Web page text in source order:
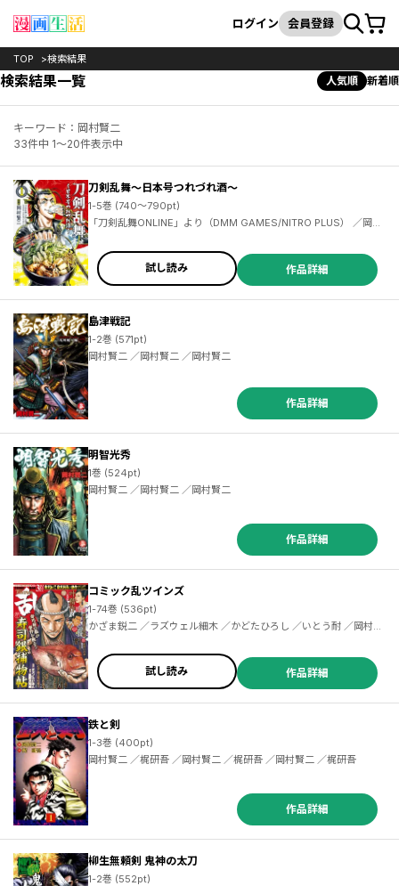
検索
ログイン 会員登録カート
TOP 検索結果
検索結果一覧 人気順 新着順
キーワード：岡村賢二
33件中 1～20件表示中
刀剣乱舞～日本号つれづれ酒～
1-5巻 (740～790pt)
「刀剣乱舞ONLINE」より（DMM GAMES/NITRO PLUS） ／岡村
賢二 ／「刀剣乱舞ONLINE」より（DMM GAMES/NITRO PLUS）
／岡村賢二
試し読み 作品詳細
島津戦記
1-2巻 (571pt)
岡村賢二 ／岡村賢二 ／岡村賢二
作品詳細
明智光秀
1巻 (524pt)
岡村賢二 ／岡村賢二 ／岡村賢二
作品詳細
コミック乱ツインズ
1-74巻 (536pt)
かざま鋭二 ／ラズウェル細木 ／かどたひろし ／いとう耐 ／岡村賢二 ／山口譲司 ／小川悦司 ／藤原芳秀 ／池波正太郎 ／梶研吾 ／安部龍太郎 ／藤原芳秀 ／橋本孤蔵 ／叶精作 ／山口正人 ／こだま学 ／武村勇治 ／鈴木あつむ ／久正人 ／重野なおき ／やまさき拓味 ／かどたひろし ／武村勇治 ／池田邦彦 ／山口譲司 ／楠桂 ／花小路ゆみ ／岡村賢二 ／みたにひつじ ／田中圭一 ／小川おさむ ／鳴海丈 ／幸森軍也 ／山本康人 ／森秀樹 ／笹井さゆり ／星野泰視 ／森本サンゴ ／はしもとみつお ／落合裕介
試し読み 作品詳細
鉄と剣
1-3巻 (400pt)
岡村賢二 ／梶研吾 ／岡村賢二 ／梶研吾 ／岡村賢二 ／梶研吾
作品詳細
柳生無頼剣 鬼神の太刀
1-2巻 (552pt)